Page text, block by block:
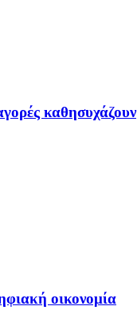
καθησυχάζουν
οικονομία